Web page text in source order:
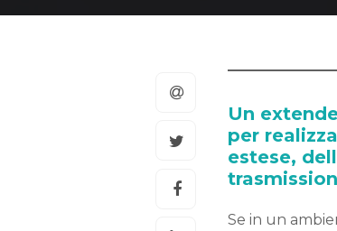
Un
per
estese,
Se in un